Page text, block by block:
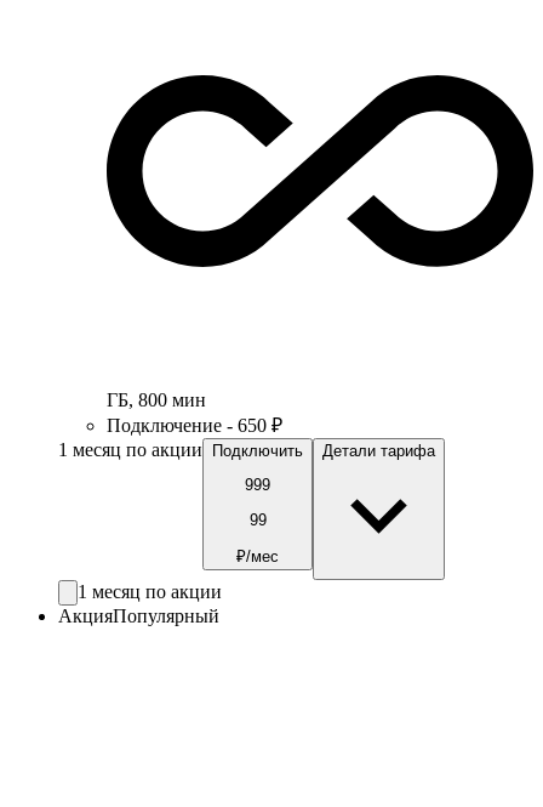
ГБ, 800 мин
Подключение - 650 ₽
1 месяц по акции
Подключить
999
99
₽/мес
Детали тарифа
1 месяц по акции
АкцияПопулярный